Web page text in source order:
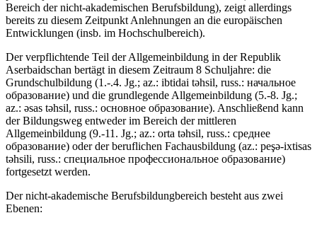
Bereich der nicht-akademischen Berufsbildung), zeigt allerdings
bereits zu diesem Zeitpunkt Anlehnungen an die europäischen
Entwicklungen (insb. im Hochschulbereich).
Der verpflichtende Teil der Allgemeinbildung in der Republik
Aserbaidschan bertägt in diesem Zeitraum 8 Schuljahre: die
Grundschulbildung (1.-.4. Jg.; az.: ibtidai təhsil, russ.: начальное
образование) und die grundlegende Allgemeinbildung (5.-8. Jg.;
az.: əsas təhsil, russ.: основное образование). Anschließend kann
der Bildungsweg entweder im Bereich der mittleren
Allgemeinbildung (9.-11. Jg.; az.: orta təhsil, russ.: среднее
образование) oder der beruflichen Fachausbildung (az.: peşə-ixtisas
təhsili, russ.: специальное профессиональное образование)
fortgesetzt werden.
Der nicht-akademische Berufsbildungbereich besteht aus zwei
Ebenen: